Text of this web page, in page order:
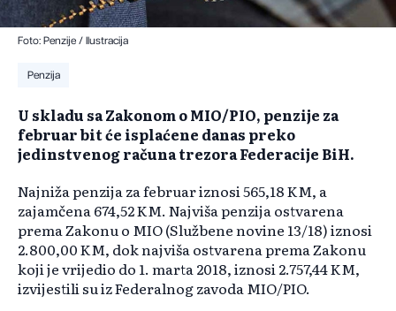
Foto: Penzije / Ilustracija
Penzija
U skladu sa Zakonom o MIO/PIO, penzije za
februar bit će isplaćene danas preko
jedinstvenog računa trezora Federacije BiH.
Najniža penzija za februar iznosi 565,18 KM, a
zajamčena 674,52 KM. Najviša penzija ostvarena
prema Zakonu o MIO (Službene novine 13/18) iznosi
2.800,00 KM, dok najviša ostvarena prema Zakonu
koji je vrijedio do 1. marta 2018, iznosi 2.757,44 KM,
izvijestili su iz Federalnog zavoda MIO/PIO.